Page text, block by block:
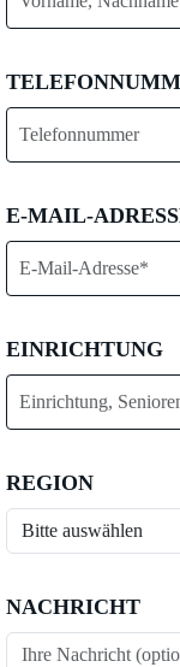
E-MAIL-
EINRICHTUNG
REGION
NACHRICHT